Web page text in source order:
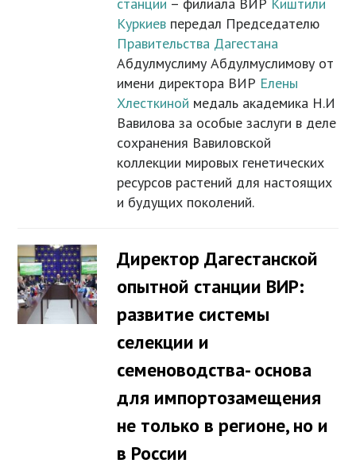
станции – филиала ВИР Киштили
Куркиев передал Председателю
Правительства Дагестана
Абдулмуслиму Абдулмуслимову от
имени директора ВИР Елены
Хлесткиной медаль академика Н.И
Вавилова за особые заслуги в деле
сохранения Вавиловской
коллекции мировых генетических
ресурсов растений для настоящих
и будущих поколений.
Директор Дагестанской
опытной станции ВИР:
развитие системы
селекции и
семеноводства- основа
для импортозамещения
не только в регионе, но и
в России